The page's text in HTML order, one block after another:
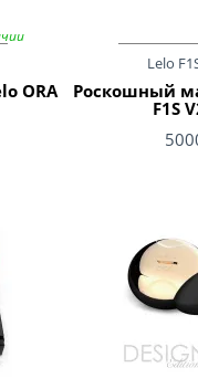
ORA
Lelo
Роскошный
F1S